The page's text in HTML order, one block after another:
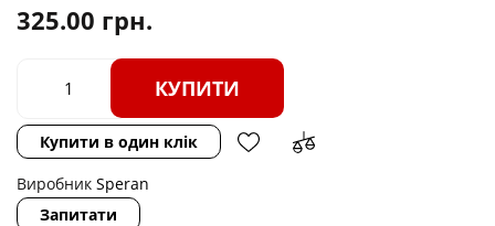
325.00 грн.
КУПИТИ
Купити в один клік
Виробник Speran
Запитати